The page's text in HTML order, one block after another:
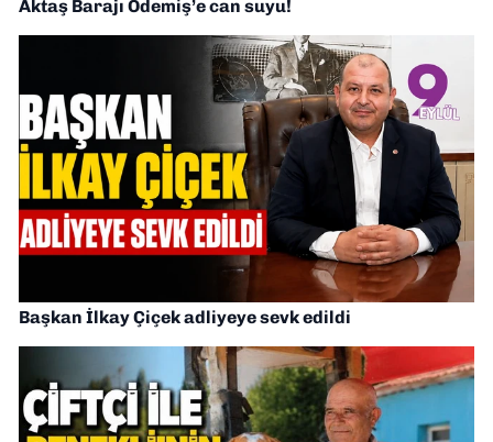
Aktaş Barajı Ödemiş’e can suyu!
Başkan İlkay Çiçek adliyeye sevk edildi